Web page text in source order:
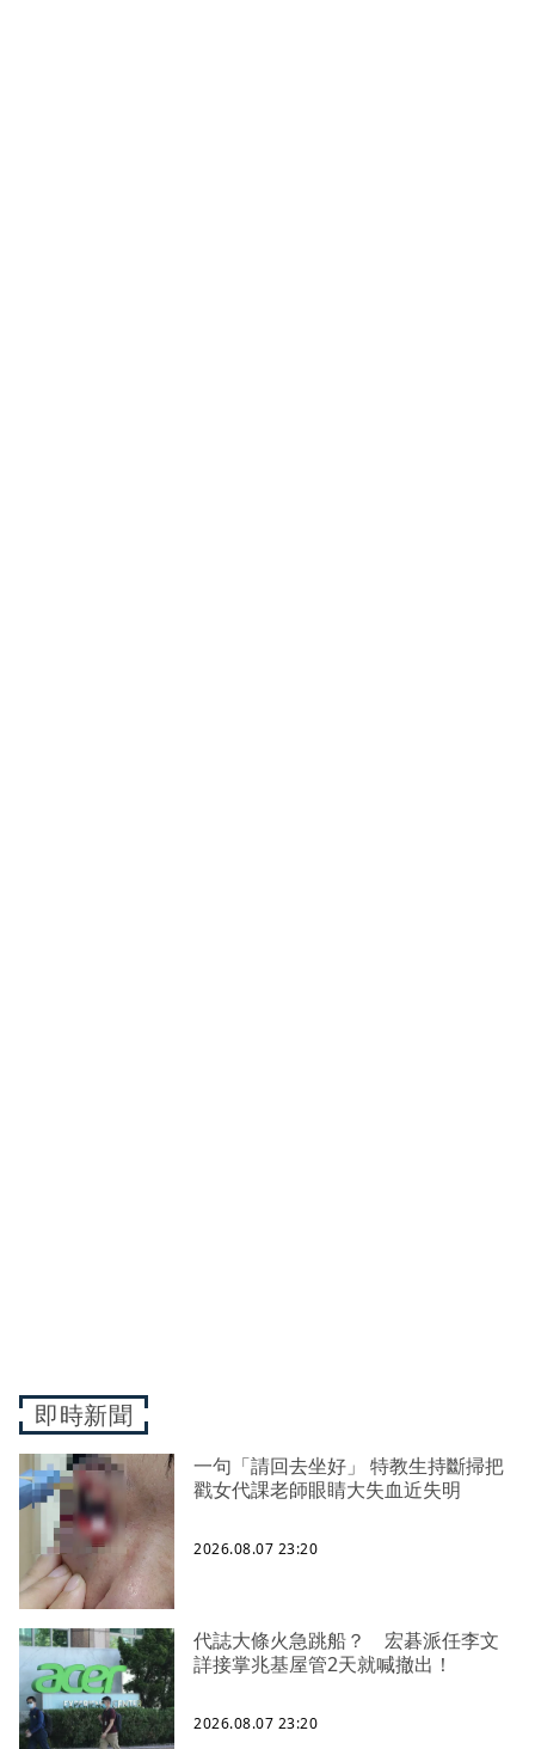
即時新聞
一句「請回去坐好」 特教生持斷掃把
戳女代課老師眼睛大失血近失明
2026.08.07 23:20
代誌大條火急跳船？ 宏碁派任李文
詳接掌兆基屋管2天就喊撤出！
2026.08.07 23:20